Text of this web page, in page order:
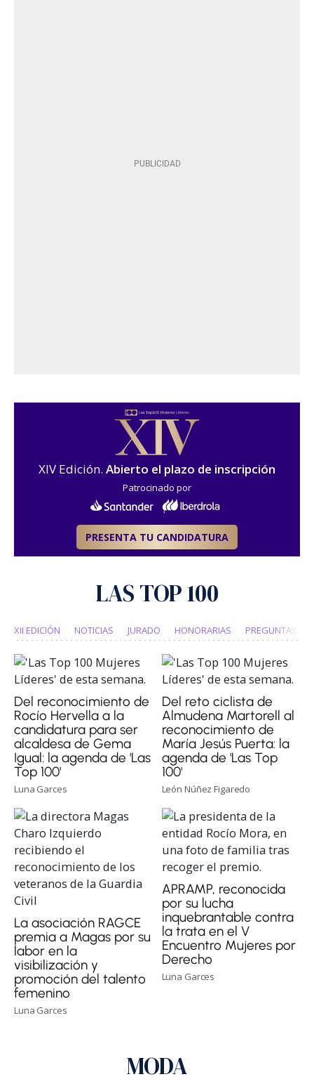
XIV Edición. Abierto el plazo de inscripción
Patrocinado por
PRESENTA TU CANDIDATURA
LAS TOP 100
XII EDICIÓN NOTICIAS JURADO HONORARIAS PREGUNTAS
Del reconocimiento de
Rocío Hervella a la
candidatura para ser
alcaldesa de Gema
Igual: la agenda de 'Las
Top 100'
Luna Garces
Del reto ciclista de
Almudena Martorell al
reconocimiento de
María Jesús Puerta: la
agenda de 'Las Top
100'
León Núñez Figaredo
La asociación RAGCE
premia a Magas por su
labor en la
visibilización y
promoción del talento
femenino
Luna Garces
APRAMP, reconocida
por su lucha
inquebrantable contra
la trata en el V
Encuentro Mujeres por
Derecho
Luna Garces
MODA